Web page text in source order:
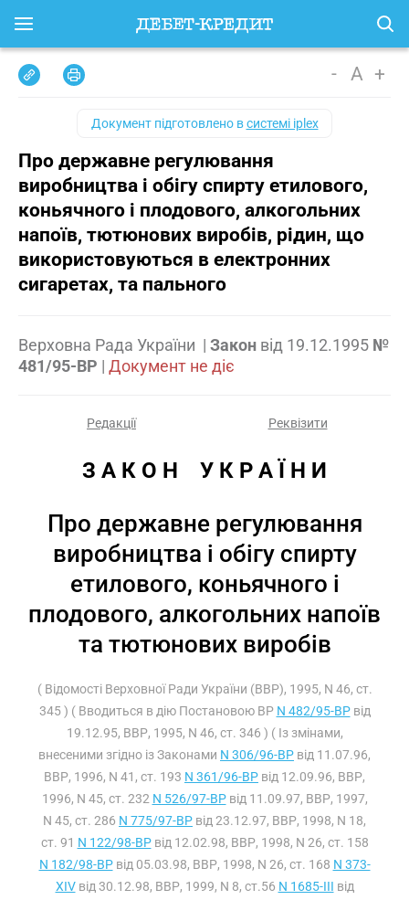
- A +
Документ підготовлено всистемі iplex
Про державне регулювання
виробництва і обігу спирту етилового,
коньячного і плодового, алкогольних
напоїв, тютюнових виробів, рідин, що
використовуються в електронних
сигаретах, та пального
Верховна Рада України | Закон від 19.12.1995 №
481/95-ВР | Документ не діє
Редакції Реквізити
З А К О Н    У К Р А Ї Н И
Про державне регулювання
виробництва і обігу спирту
етилового, коньячного і
плодового, алкогольних напоїв
та тютюнових виробів
( Відомості Верховної Ради України (ВВР), 1995, N 46, ст.
345 ) ( Вводиться в дію Постановою ВР N 482/95-ВРвід
19.12.95, ВВР, 1995, N 46, ст. 346 ) ( Із змінами,
внесеними згідно із Законами N 306/96-ВР від 11.07.96,
ВВР, 1996, N 41, ст. 193 N 361/96-ВР від 12.09.96, ВВР,
1996, N 45, ст. 232 N 526/97-ВРвід 11.09.97, ВВР, 1997,
N 45, ст. 286 N 775/97-ВР від 23.12.97, ВВР, 1998, N 18,
ст. 91 N 122/98-ВРвід 12.02.98, ВВР, 1998, N 26, ст. 158
N 182/98-ВРвід 05.03.98, ВВР, 1998, N 26, ст. 168 N 373-
XIVвід 30.12.98, ВВР, 1999, N 8, ст.56 N 1685-III від